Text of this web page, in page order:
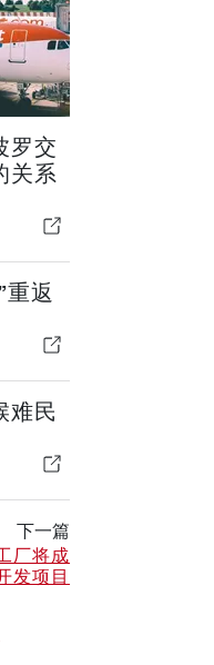
罗交
关系
重返
难民
下一篇
厂将成
发项目